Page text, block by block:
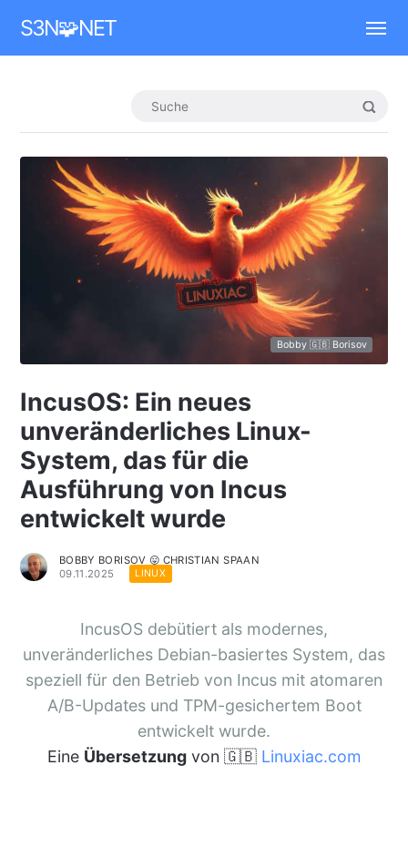
S3N🧩NET
Bobby 🇬🇧 Borisov
IncusOS: Ein neues
unveränderliches Linux-
System, das für die
Ausführung von Incus
entwickelt wurde
BOBBY BORISOV 😛 CHRISTIAN SPAAN
09.11.2025
LINUX
IncusOS debütiert als modernes,
unveränderliches Debian-basiertes System, das
speziell für den Betrieb von Incus mit atomaren
A/B-Updates und TPM-gesichertem Boot
entwickelt wurde.
Eine Übersetzungvon 🇬🇧 Linuxiac.com